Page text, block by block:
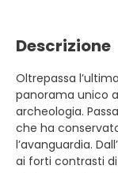
Descrizione
Oltrepassa
panorama unico
archeologia.
che ha
l’avanguardia.
ai forti contrasti